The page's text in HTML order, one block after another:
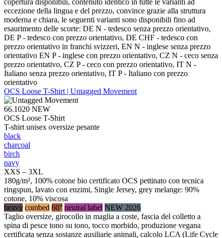
copertura disponibili, contenuto identico in tutte le varianti ad
eccezione della lingua e del prezzo, convince grazie alla struttura
moderna e chiara, le seguenti varianti sono disponibili fino ad
esaurimento delle scorte: DE N - tedesco senza prezzo orientativo,
DE P - tedesco con prezzo orientativo, DE CHF - tedesco con
prezzo orientativo in franchi svizzeri, EN N - inglese senza prezzo
orientativo EN P - inglese con prezzo orientativo, CZ N - ceco senza
prezzo orientativo, CZ P - ceco con prezzo orientativo, IT N -
Italiano senza prezzo orientativo, IT P - Italiano con prezzo
orientativo
OCS Loose T-Shirt | Untagged Movement
66.1020 NEW
OCS Loose T-Shirt
T-shirt unisex oversize pesante
black
charcoal
birch
navy
XXS – 3XL
180g/m², 100% cotone bio certificato OCS pettinato con tecnica
ringspun, lavato con enzimi, Single Jersey, grey melange: 90%
cotone, 10% viscosa
heavy combed 60° neutral label NEW 2026
Taglio oversize, girocollo in maglia a coste, fascia del colletto a
spina di pesce tono su tono, tocco morbido, produzione vegana
certificata senza sostanze ausiliarie animali, calcolo LCA (Life Cycle